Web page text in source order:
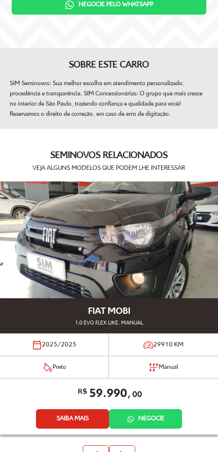
NEGOCIE PELO WHATSAPP
SOBRE ESTE CARRO
SIM Seminovos: Sua melhor escolha em atendimento personalizado,
procedência e transparência. SIM Concessionárias: O grupo que mais cresce
no interior de São Paulo, trazendo confiança e qualidade para você!
Reservamos o direito de correção, em caso de erro de digitação.
SEMINOVOS RELACIONADOS
VEJA ALGUNS MODELOS QUE PODEM LHE INTERESSAR
FIAT MOBI
1.0 EVO FLEX LIKE. MANUAL
2025/2025 29910 KM
Preto Manual
R$59.990, 00
SAIBA MAIS NEGOCIE